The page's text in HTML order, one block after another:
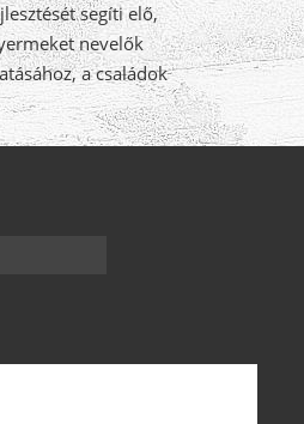
segíti elő,
nevelők
a családok